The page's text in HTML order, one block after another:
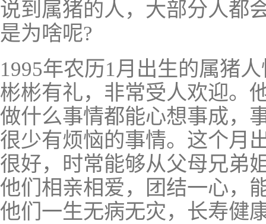
说到属猪的人，大部分人都
是为啥呢?
1995年农历1月出生的属猪
彬彬有礼，非常受人欢迎。
做什么事情都能心想事成，
很少有烦恼的事情。这个月
很好，时常能够从父母兄弟
他们相亲相爱，团结一心，
他们一生无病无灾，长寿健